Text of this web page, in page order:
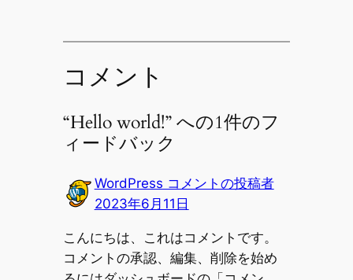
コメント
“Hello world!” への1件のフ
ィードバック
WordPress コメントの投稿者
2023年6月11日
こんにちは、これはコメントです。
コメントの承認、編集、削除を始め